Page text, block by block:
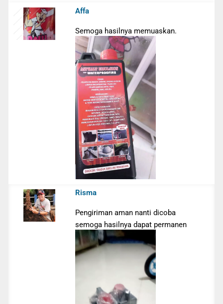
Affa
Semoga hasilnya memuaskan.
Risma
Pengiriman aman nanti dicoba
semoga hasilnya dapat permanen